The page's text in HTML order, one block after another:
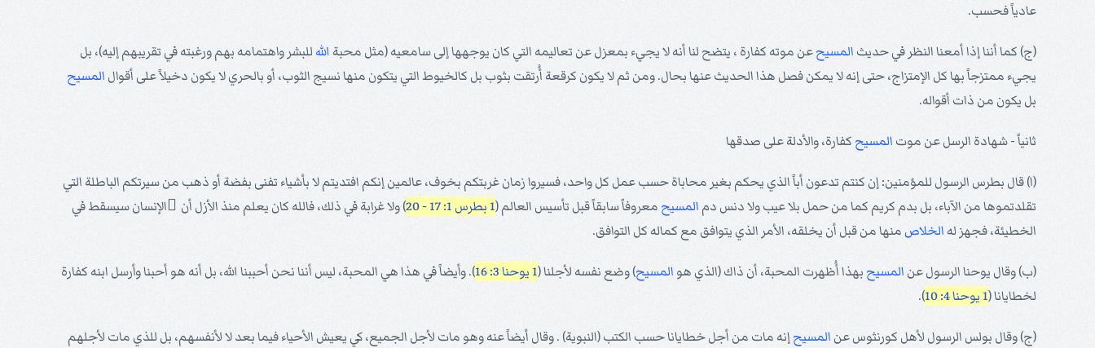
عادياً فحسب.
(ج) كما أننا إذا أمعنا النظر في حديث المسيحعن موته كفارة ، يتضح لنا أنه لا يجيء بمعزل عن تعاليمه التي كان يوجهها إلى سامعيه (مثل محبة الله للبشر واهتمامه بهم ورغبته في تقريبهم إليه)، بل
يجيء ممتزجاً بها كل الإمتزاج، حتى إنه لا يمكن فصل هذا الحديث عنها بحال. ومن ثم لا يكون كرقعة أُرتقت بثوب بل كالخيوط التي يتكون منها نسيج الثوب، أو بالحري لا يكون دخيلاً على أقوال المسيح
بل يكون من ذات أقواله.
ثانياً - شهادة الرسل عن موت المسيح كفارة، والأدلة على صدقها
(ا) قال بطرس الرسول للمؤمنين: إن كنتم تدعون أباً الذي يحكم بغير محاباة حسب عمل كل واحد، فسيروا زمان غربتكم بخوف، عالمين إنكم افتديتم لا بأشياء تفنى بفضة أو ذهب من سيرتكم الباطلة التي
تقلدتموها من الآباء، بل بدم كريم كما من حمل بلا عيب ولا دنس دم المسيح معروفاً سابقاً قبل تأسيس العالم (1 بطرس 1: 17 - 20
) ولا غرابة في ذلك، فالله كان يعلم منذ الأزل أن ْالإنسان سيسقط في
الخطيئة، فجهز له الخلاص منها من قبل أن يخلقه، الأمر الذي يتوافق مع كماله كل التوافق.
(ب) وقال يوحنا الرسول عن المسيح بهذا أُظهرت المحبة، أن ذاك (الذي هو المسيح) وضع نفسه لأجلنا (1 يوحنا 3: 16
). وأيضاً في هذا هي المحبة، ليس أننا نحن أحببنا الله، بل أنه هو أحبنا وأرسل ابنه كفارة
لخطايانا (1 يوحنا 4: 10 ).
(ج) وقال بولس الرسول لأهل كورنثوس عن المسيحإنه مات من أجل خطايانا حسب الكتب (النبوية) . وقال أيضاً عنه وهو مات لأجل الجميع، كي يعيش الأحياء فيما بعد لا لأنفسهم، بل للذي مات لأجلهم